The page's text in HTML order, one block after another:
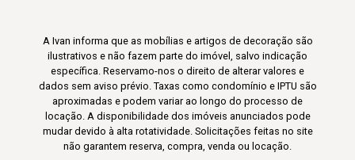
A Ivan informa que as mobílias e artigos de decoração são
ilustrativos e não fazem parte do imóvel, salvo indicação
específica. Reservamo-nos o direito de alterar valores e
dados sem aviso prévio. Taxas como condomínio e IPTU são
aproximadas e podem variar ao longo do processo de
locação. A disponibilidade dos imóveis anunciados pode
mudar devido à alta rotatividade. Solicitações feitas no site
não garantem reserva, compra, venda ou locação.